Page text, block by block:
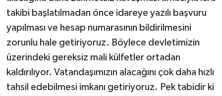
takibi başlatılmadan önce idareye yazılı başvuru
yapılması ve hesap numarasının bildirilmesini
zorunlu hale getiriyoruz. Böylece devletimizin
üzerindeki gereksiz mali külfetler ortadan
kaldırılıyor. Vatandaşımızın alacağını çok daha hızlı
tahsil edebilmesi imkanı getiriyoruz. Pek tabidir ki